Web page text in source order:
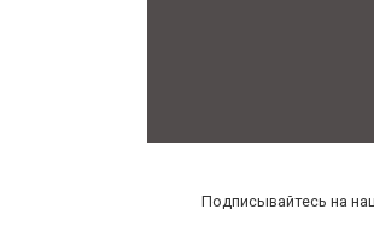
Подписывайтесь на